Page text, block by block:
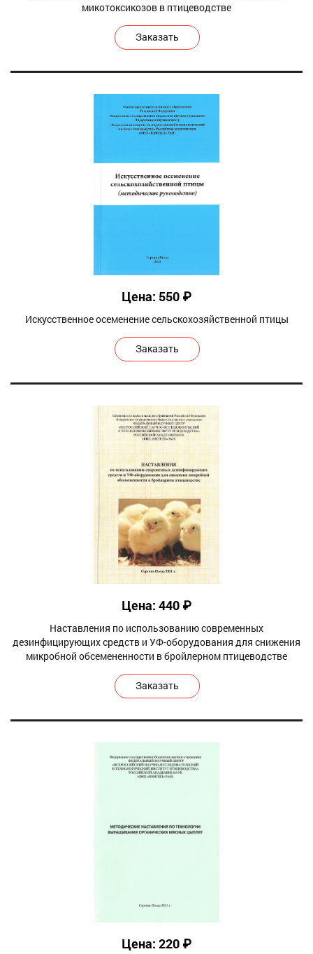
микотоксикозов в птицеводстве
Заказать
Цена: 550 ₽
Искусственное осеменение сельскохозяйственной птицы
Заказать
Цена: 440 ₽
Наставления по использованию современных
дезинфицирующих средств и УФ-оборудования для снижения
микробной обсемененности в бройлерном птицеводстве
Заказать
Цена: 220 ₽